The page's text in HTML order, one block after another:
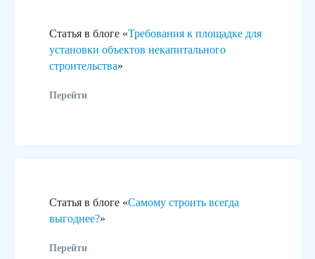
Статья в блоге «Требования к площадке для
установки объектов некапитального
строительства»
Перейти
Статья в блоге «Самому строить всегда
выгоднее?»
Перейти
Участки и помещения